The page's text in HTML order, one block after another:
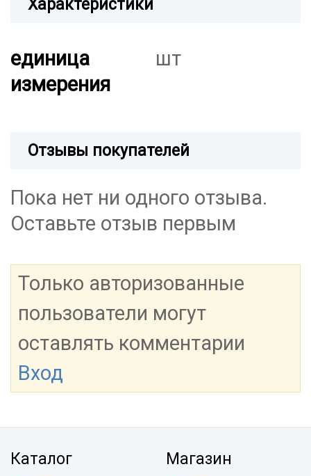
Характеристики
единица
измерения
шт
Отзывы покупателей
Пока нет ни одного отзыва.
Оставьте отзыв первым
Только авторизованные
пользователи могут
оставлять комментарии
Вход
Каталог Магазин